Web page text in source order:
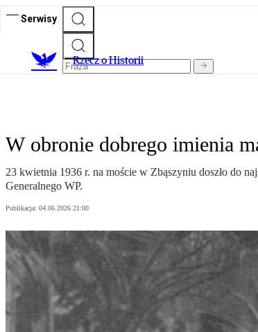
Serwisy
Rzecz o Historii
W obronie dobrego imienia
23 kwietnia 1936 r. na moście w Zbąszyniu doszło do
Generalnego WP.
Publikacja: 04.06.2026 21:00